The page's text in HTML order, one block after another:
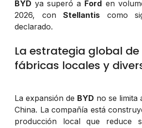
BYD ya superó a Ford en
2026, conStellantis como
declarado.
La estrategia global de
fábricas locales y
La expansión de BYD no se limita
China. La compañía está
producción local que reduce